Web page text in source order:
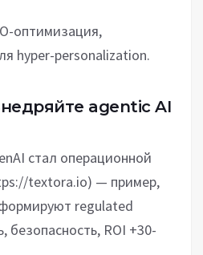
оптимизация,
hyper-personalization.
agentic AI
стал операционной
textora.io) — пример,
regulated
безопасность, ROI +30-